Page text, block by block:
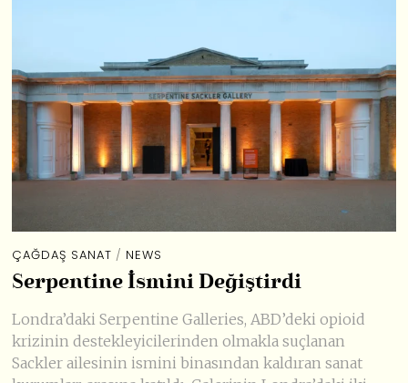
ÇAĞDAŞ SANAT / NEWS
Serpentine İsmini Değiştirdi
Londra’daki Serpentine Galleries, ABD’deki opioid
krizinin destekleyicilerinden olmakla suçlanan
Sackler ailesinin ismini binasından kaldıran sanat